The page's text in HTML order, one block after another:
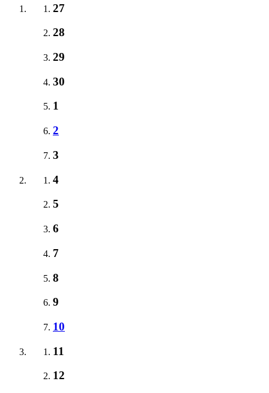
27
28
29
30
1
2
3
4
5
6
7
8
9
10
11
12